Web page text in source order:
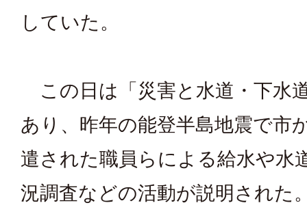
していた。
この日は「災害と水道・下水
あり、昨年の能登半島地震で市
遣された職員らによる給水や水
況調査などの活動が説明された